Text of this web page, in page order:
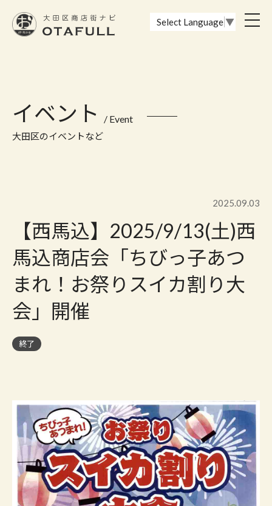
Select Language ▼
イベント / Event
大田区のイベントなど
2025.09.03
【西馬込】2025/9/13(土)西
馬込商店会「ちびっ子あつ
まれ！お祭りスイカ割り大
会」開催
終了